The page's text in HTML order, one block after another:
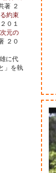
著 ２
る約束
０１
元の
２０
に代
」を執